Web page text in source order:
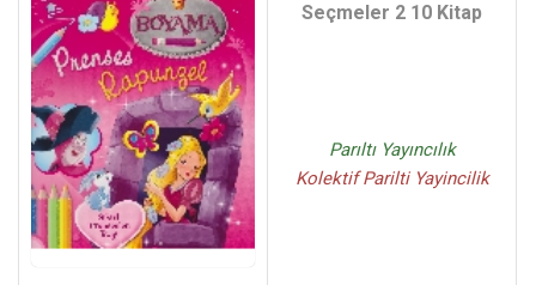
Seçmeler 2 10 Kitap
Parıltı Yayıncılık
Kolektif Parilti Yayincilik